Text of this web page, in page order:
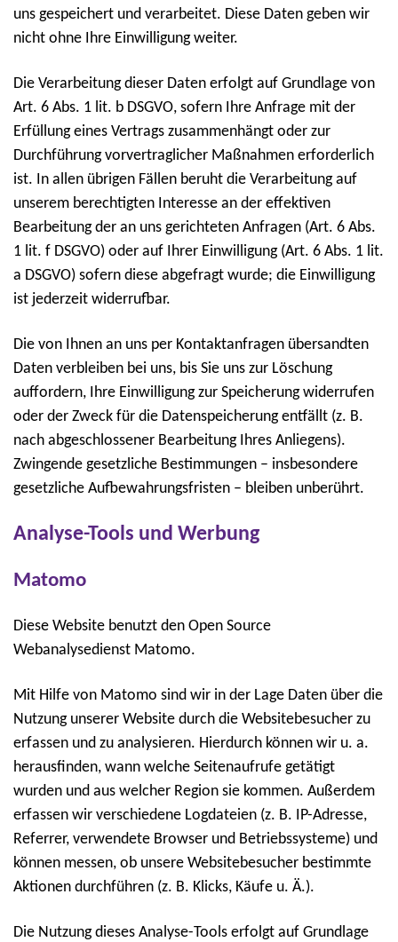
uns gespeichert und verarbeitet. Diese Daten geben wir
nicht ohne Ihre Einwilligung weiter.
Die Verarbeitung dieser Daten erfolgt auf Grundlage von
Art. 6 Abs. 1 lit. b DSGVO, sofern Ihre Anfrage mit der
Erfüllung eines Vertrags zusammenhängt oder zur
Durchführung vorvertraglicher Maßnahmen erforderlich
ist. In allen übrigen Fällen beruht die Verarbeitung auf
unserem berechtigten Interesse an der effektiven
Bearbeitung der an uns gerichteten Anfragen (Art. 6 Abs.
1 lit. f DSGVO) oder auf Ihrer Einwilligung (Art. 6 Abs. 1 lit.
a DSGVO) sofern diese abgefragt wurde; die Einwilligung
ist jederzeit widerrufbar.
Die von Ihnen an uns per Kontaktanfragen übersandten
Daten verbleiben bei uns, bis Sie uns zur Löschung
auffordern, Ihre Einwilligung zur Speicherung widerrufen
oder der Zweck für die Datenspeicherung entfällt (z. B.
nach abgeschlossener Bearbeitung Ihres Anliegens).
Zwingende gesetzliche Bestimmungen – insbesondere
gesetzliche Aufbewahrungsfristen – bleiben unberührt.
Analyse-Tools und Werbung
Matomo
Diese Website benutzt den Open Source
Webanalysedienst Matomo.
Mit Hilfe von Matomo sind wir in der Lage Daten über die
Nutzung unserer Website durch die Websitebesucher zu
erfassen und zu analysieren. Hierdurch können wir u. a.
herausfinden, wann welche Seitenaufrufe getätigt
wurden und aus welcher Region sie kommen. Außerdem
erfassen wir verschiedene Logdateien (z. B. IP-Adresse,
Referrer, verwendete Browser und Betriebssysteme) und
können messen, ob unsere Websitebesucher bestimmte
Aktionen durchführen (z. B. Klicks, Käufe u. Ä.).
Die Nutzung dieses Analyse-Tools erfolgt auf Grundlage